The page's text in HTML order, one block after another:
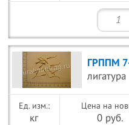
ГРППМ
лигатура
кг
Цена на
0 руб.